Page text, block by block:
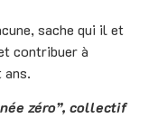
sache qui il et
contribuer à
ans.
zéro”, collectif